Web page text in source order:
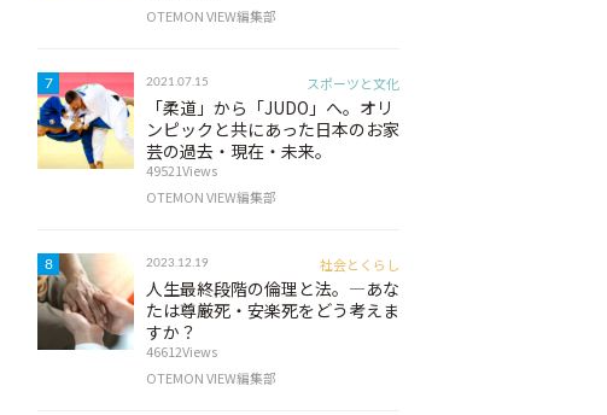
OTEMON VIEW編集部
7 2021.07.15 スポーツと文化
「柔道」から「JUDO」へ。オリ
ンピックと共にあった日本のお家
芸の過去・現在・未来。
49521Views
OTEMON VIEW編集部
8 2023.12.19 社会とくらし
人生最終段階の倫理と法。―あな
たは尊厳死・安楽死をどう考えま
すか？
46612Views
OTEMON VIEW編集部